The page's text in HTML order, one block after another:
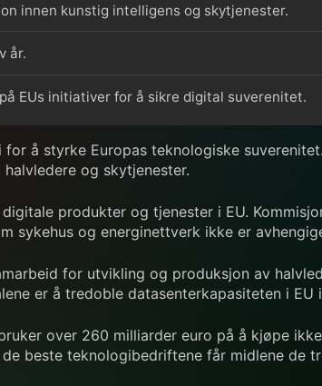
innen kunstig intelligens og skytjenester.
år.
EUs initiativer for å sikre digital suverenitet.
å styrke Europas teknologiske
og skytjenester.
produkter og tjenester i EU.
sykehus og energinettverk ikke er
for utvikling og produksjon av
er å tredoble datasenterkapasiteten i EU
over 260 milliarder euro på å kjøpe
beste teknologibedriftene får midlene de